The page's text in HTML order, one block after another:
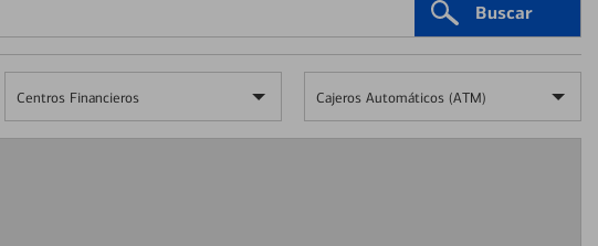
Buscar
Centros Financieros Cajeros Automáticos (ATM)